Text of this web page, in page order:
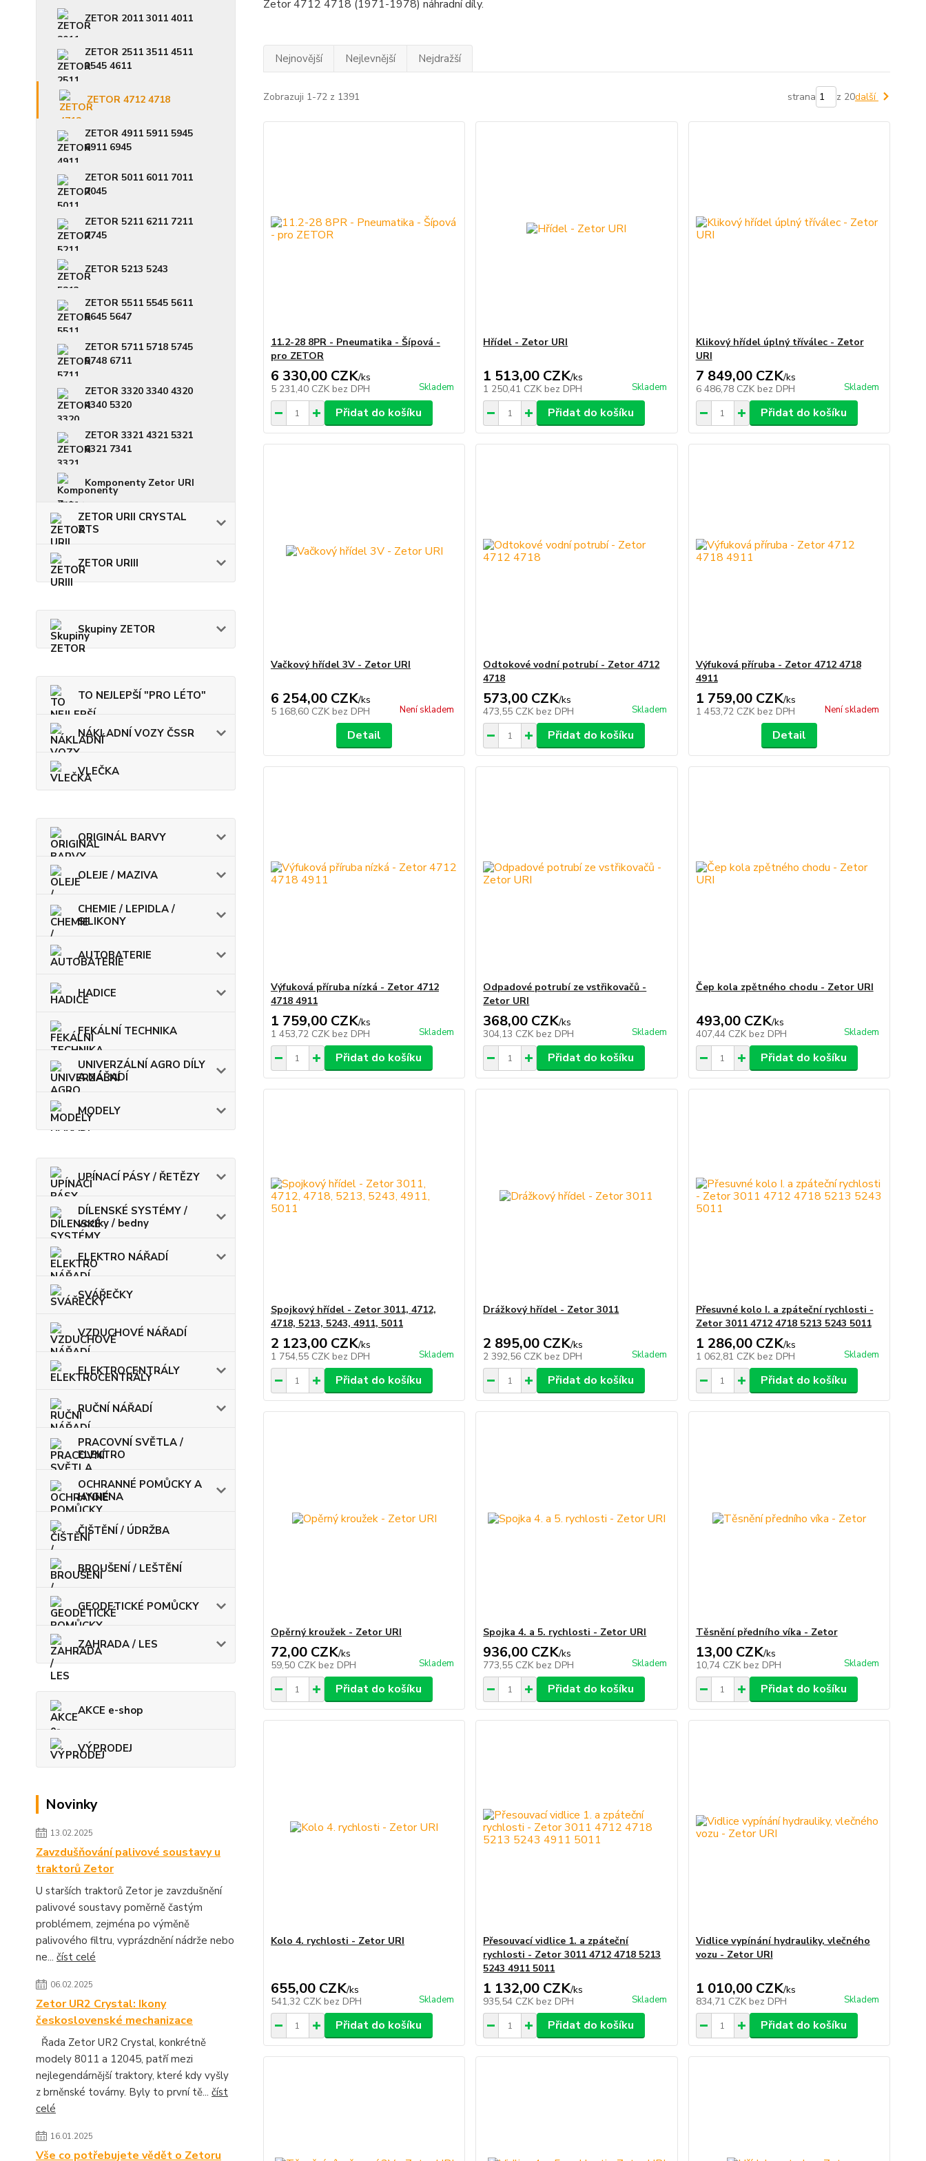
ZETOR 2011 3011 4011
ZETOR 2511 3511 4511
3545 4611
ZETOR 4712 4718
ZETOR 4911 5911 5945
6911 6945
ZETOR 5011 6011 7011
7045
ZETOR 5211 6211 7211
7745
ZETOR 5213 5243
ZETOR 5511 5545 5611
5645 5647
ZETOR 5711 5718 5745
5748 6711
ZETOR 3320 3340 4320
4340 5320
ZETOR 3321 4321 5321
6321 7341
Komponenty Zetor URI
ZETOR URII CRYSTAL
ZTS
ZETOR URIII
Skupiny ZETOR
TO NEJLEPŠÍ "PRO LÉTO"
NÁKLADNÍ VOZY ČSSR
VLEČKA
ORIGINÁL BARVY
OLEJE / MAZIVA
CHEMIE / LEPIDLA /
SILIKONY
AUTOBATERIE
HADICE
FEKÁLNÍ TECHNIKA
UNIVERZÁLNÍ AGRO DÍLY
A NÁŘADÍ
MODELY
UPÍNACÍ PÁSY / ŘETĚZY
DÍLENSKÉ SYSTÉMY /
vozíky / bedny
ELEKTRO NÁŘADÍ
SVÁŘEČKY
VZDUCHOVÉ NÁŘADÍ
ELEKTROCENTRÁLY
RUČNÍ NÁŘADÍ
PRACOVNÍ SVĚTLA /
ELEKTRO
OCHRANNÉ POMŮCKY A
HYGIENA
ČIŠTĚNÍ / ÚDRŽBA
BROUŠENÍ / LEŠTĚNÍ
GEODETICKÉ POMŮCKY
ZAHRADA / LES
AKCE e-shop
VÝPRODEJ
Novinky
13.02.2025
Zavzdušňování palivové soustavy u
traktorů Zetor
U starších traktorů Zetor je zavzdušnění
palivové soustavy poměrně častým
problémem, zejména po výměně
palivového filtru, vyprázdnění nádrže nebo
ne... číst celé
06.02.2025
Zetor UR2 Crystal: Ikony
československé mechanizace
Řada Zetor UR2 Crystal, konkrétně
modely 8011 a 12045, patří mezi
nejlegendárnější traktory, které kdy vyšly
z brněnské továrny. Byly to první tě... číst
celé
16.01.2025
Vše co potřebujete vědět o Zetoru
Zetor 4712 4718 (1971-1978) náhradní díly.
Nejnovější Nejlevnější Nejdražší
Zobrazuji 1-72 z 1391 strana z 20další
11.2-28 8PR - Pneumatika - Šípová -
pro ZETOR
6 330,00 CZK/ks
5 231,40 CZK bez DPH Skladem
Přidat do košíku
Hřídel - Zetor URI
1 513,00 CZK/ks
1 250,41 CZK bez DPH Skladem
Přidat do košíku
Klikový hřídel úplný tříválec - Zetor
URI
7 849,00 CZK/ks
6 486,78 CZK bez DPH Skladem
Přidat do košíku
Vačkový hřídel 3V - Zetor URI
6 254,00 CZK/ks
5 168,60 CZK bez DPH Není skladem
Detail
Odtokové vodní potrubí - Zetor 4712
4718
573,00 CZK/ks
473,55 CZK bez DPH Skladem
Přidat do košíku
Výfuková příruba - Zetor 4712 4718
4911
1 759,00 CZK/ks
1 453,72 CZK bez DPH Není skladem
Detail
Výfuková příruba nízká - Zetor 4712
4718 4911
1 759,00 CZK/ks
1 453,72 CZK bez DPH Skladem
Přidat do košíku
Odpadové potrubí ze vstřikovačů -
Zetor URI
368,00 CZK/ks
304,13 CZK bez DPH Skladem
Přidat do košíku
Čep kola zpětného chodu - Zetor URI
493,00 CZK/ks
407,44 CZK bez DPH Skladem
Přidat do košíku
Spojkový hřídel - Zetor 3011, 4712,
4718, 5213, 5243, 4911, 5011
2 123,00 CZK/ks
1 754,55 CZK bez DPH Skladem
Přidat do košíku
Drážkový hřídel - Zetor 3011
2 895,00 CZK/ks
2 392,56 CZK bez DPH Skladem
Přidat do košíku
Přesuvné kolo I. a zpáteční rychlosti -
Zetor 3011 4712 4718 5213 5243 5011
1 286,00 CZK/ks
1 062,81 CZK bez DPH Skladem
Přidat do košíku
Opěrný kroužek - Zetor URI
72,00 CZK/ks
59,50 CZK bez DPH Skladem
Přidat do košíku
Spojka 4. a 5. rychlosti - Zetor URI
936,00 CZK/ks
773,55 CZK bez DPH Skladem
Přidat do košíku
Těsnění předního víka - Zetor
13,00 CZK/ks
10,74 CZK bez DPH Skladem
Přidat do košíku
Kolo 4. rychlosti - Zetor URI
655,00 CZK/ks
541,32 CZK bez DPH Skladem
Přidat do košíku
Přesouvací vidlice 1. a zpáteční
rychlosti - Zetor 3011 4712 4718 5213
5243 4911 5011
1 132,00 CZK/ks
935,54 CZK bez DPH Skladem
Přidat do košíku
Vidlice vypínání hydrauliky, vlečného
vozu - Zetor URI
1 010,00 CZK/ks
834,71 CZK bez DPH Skladem
Přidat do košíku